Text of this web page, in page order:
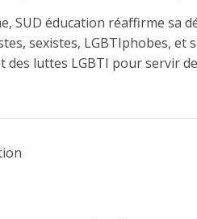
SUD éducation réaffirme sa
sexistes, LGBTIphobes, et
des luttes LGBTI pour servir